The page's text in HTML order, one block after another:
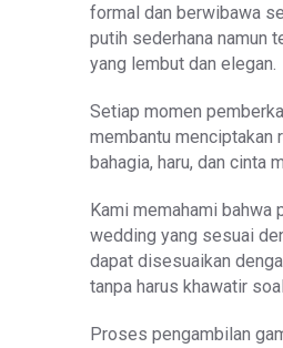
formal dan berwibawa
putih sederhana namun
yang lembut dan elegan.
Setiap momen
membantu menciptakan
bahagia, haru, dan cinta
Kami memahami
wedding yang sesuai
dapat disesuaikan
tanpa harus khawatir
Proses pengambilan